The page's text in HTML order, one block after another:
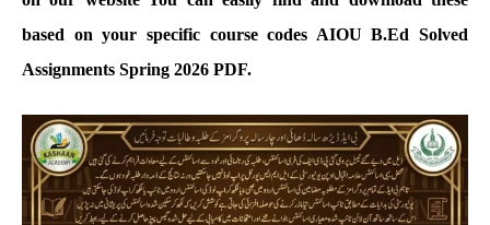
based on your specific course codes AIOU B.Ed Solved
Assignments Spring 2026 PDF.